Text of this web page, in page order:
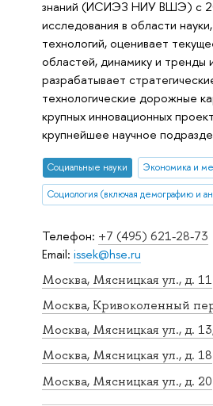
Телефон: +7 (495) 621-28-73
Email: issek@hse.ru
Москва, Мясницкая ул., д. 11
Москва, Кривоколенный
Москва, Мясницкая ул., д.
Москва, Мясницкая ул., д. 18
Москва, Мясницкая ул., д. 20
знаний (ИСИЭЗ НИУ ВШЭ) с
исследования в области
технологий, оценивает
областей, динамику и тренды
разрабатывает
технологические дорожные
крупных инновационных
крупнейшее научное
Социальные науки Экономика и